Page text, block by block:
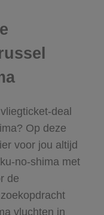
deal
Op deze
voor jou altijd
no-shima met
de
vluchten in